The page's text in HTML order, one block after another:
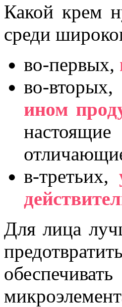
Какой крем
среди
во-первых,
во-вторых,
ином
в-третьих,
Для лица